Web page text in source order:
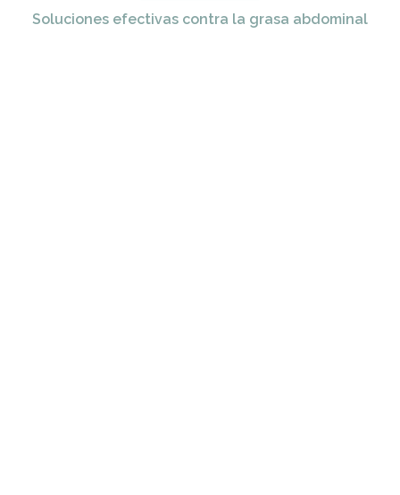
Soluciones efectivas contra la grasa abdominal